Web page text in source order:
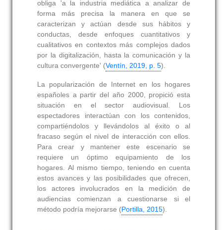
obliga 'a la industria mediática a analizar de
forma más precisa la manera en que se
caracterizan y actúan desde sus hábitos y
conductas, desde enfoques cuantitativos y
cualitativos en contextos más complejos dados
por la digitalización, hasta la comunicación y la
cultura convergente' (Ventín, 2019, p. 5).
La popularización de Internet en los hogares
españoles a partir del año 2000, propició esta
situación en el sector audiovisual. Los
espectadores interactúan con los contenidos,
compartiéndolos y llevándolos al éxito o al
fracaso según el nivel de interacción con ellos.
Para crear y mantener este escenario se
requiere un óptimo equipamiento de los
hogares. Al mismo tiempo, teniendo en cuenta
estos avances y las posibilidades que ofrecen,
los actores involucrados en la medición de
audiencias comienzan a cuestionarse si el
método podría mejorarse (Portilla, 2015).